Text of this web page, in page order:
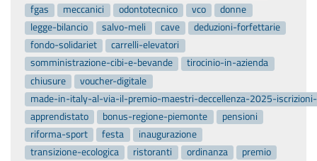
fgas
meccanici odontotecnico vco
donne
legge-bilancio
salvo-meli cave
deduzioni-forfettarie
fondo-solidariet
carrelli-elevatori
somministrazione-cibi-e-bevande
tirocinio-in-azienda
chiusure
voucher-digitale
made-in-italy-al-via-il-premio-maestri-deccellenza-2025-
apprendistato
bonus-regione-piemonte
pensioni
riforma-sport
festa
inaugurazione
transizione-ecologica
ristoranti ordinanza
premio